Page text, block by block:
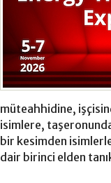
müteahhidine,
isimlere,
bir kesimden
dair birinci elden